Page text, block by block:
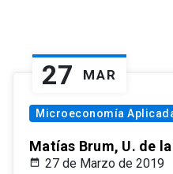
27 MAR
Microeconomía
Matías Brum, U. de
27 de Marzo de 2019